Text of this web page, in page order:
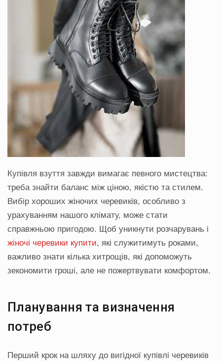
Купівля взуття завжди вимагає певного мистецтва:
треба знайти баланс між ціною, якістю та стилем.
Вибір хороших жіночих черевиків, особливо з
урахуванням нашого клімату, може стати
справжньою пригодою. Щоб уникнути розчарувань і
жіночі черевики купити, які служитимуть роками,
важливо знати кілька хитрощів, які допоможуть
зекономити гроші, але не пожертвувати комфортом.
Планування та визначення
потреб
Перший крок на шляху до вигідної купівлі черевиків